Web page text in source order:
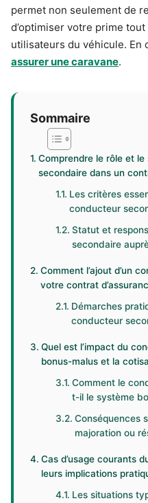
permet non seulement de
d’optimiser votre prime
utilisateurs du véhicule. En
assurer une caravane.
Sommaire
Comprendre le rôle et
secondaire dans un
Les critères
conducteur
Statut et
secondaire
Comment l’ajout d’un
votre contrat
Démarches
conducteur
Quel est l’impact du
bonus-malus et la
Comment le
t-il le système
Conséquences
majoration ou
Cas d’usage courants
leurs implications
Les situations